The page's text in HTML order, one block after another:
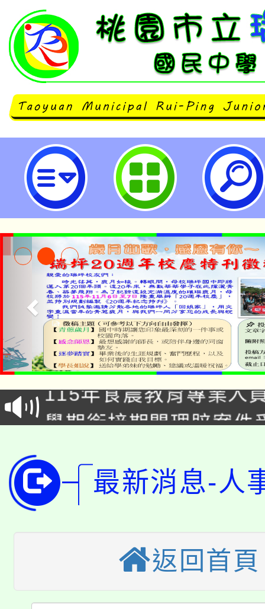
轉知113年公務人員特種考試原住
訊及考試規則修正規定-桃園市立
淨零綠生活教案入校路
會
115年食農教育專業人
程
學期銜接期間理賠案件
版
公告本校115學年度第
代理(課)教師甄選結果(
「2026金融保險知識
車」活動
桃園市115學年度學生
生本土語及新住民語歌
公告本校115學年度第
代理(課)教師甄選結果(
公告本校115學年度第
最新消息-人
返回首頁